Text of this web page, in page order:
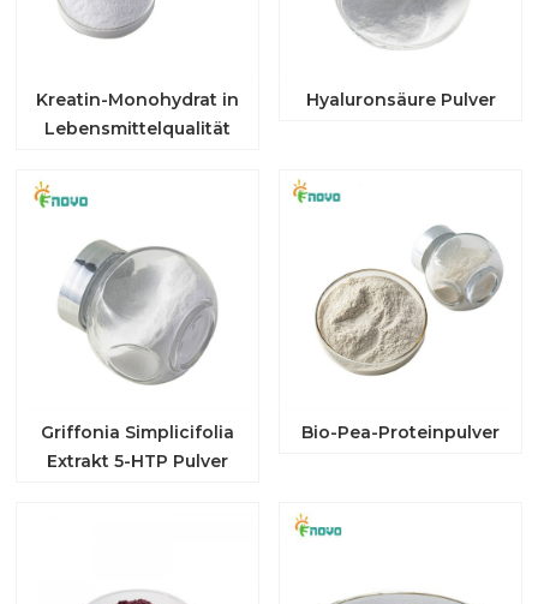
Kreatin-Monohydrat in
Lebensmittelqualität
Hyaluronsäure Pulver
Griffonia Simplicifolia
Extrakt 5-HTP Pulver
Bio-Pea-Proteinpulver